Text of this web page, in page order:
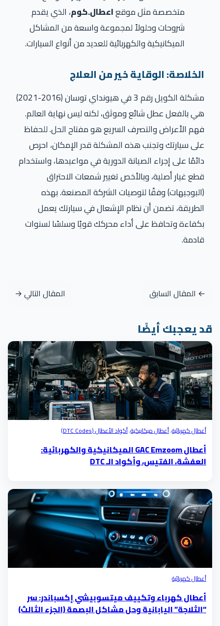
متخصصة مثل موقعاعطال.كوم، الذي يقدم
شروحات وحلولاً لمجموعة واسعة من المشاكل
الميكانيكية والكهربائية للعديد من أنواع السيارات.
الخلاصة: الوقاية خير من العلاج
مشكلة الكويل رقم 3 في هيونداي توسان (2016-2021)
هي بالفعل عطل شائع وموثق، لكنه ليس نهاية العالم.
فهم الأعراض والتصرف السريع هو مفتاح الحل. للحفاظ
على سيارتك وتجنب هذه المشكلة قدر الإمكان، احرص
دائمًا على إجراء الصيانة الدورية في مواعيدها، واستخدام
قطع غيار أصلية، وبالأخص تغيير شمعات الاحتراق
(البوجيهات) وفقًا لتوصيات الشركة المصنعة. بهذه
الطريقة، تضمن أن نظام الإشعال في سيارتك يعمل
بكفاءة وتحافظ على أداء محركك قويًا وسلسًا لسنوات
قادمة.
← المقال السابق المقال التالي →
قد يعجبك أيضًا
أعطال كهربائية،أعطال ميكانيكية،أكواد الأعطال (DTC Codes)
أعطال GAC Emzoom الميكانيكية والكهربائية:
العفشة، الفتيس، وأكواد الـ DTC
أعطال كهربائية
أعطال كهرباء وتكييف ميتسوبيشي إكسباندر: سر
“الثلاجة” اليابانية وحل مشاكل البصمة (الجزء الثالث)